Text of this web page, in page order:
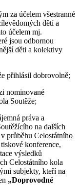
za účelem všestranné
dětí a
účelem mj.
jsou odbornou
děti a kolektivy
přihlásil dobrovolně;
nominované
Soutěže;
práva a
na dalších
průběhu Celostátního
konference,
výsledků
Celostátního kola
subjekty, kteří na
„Doprovodné